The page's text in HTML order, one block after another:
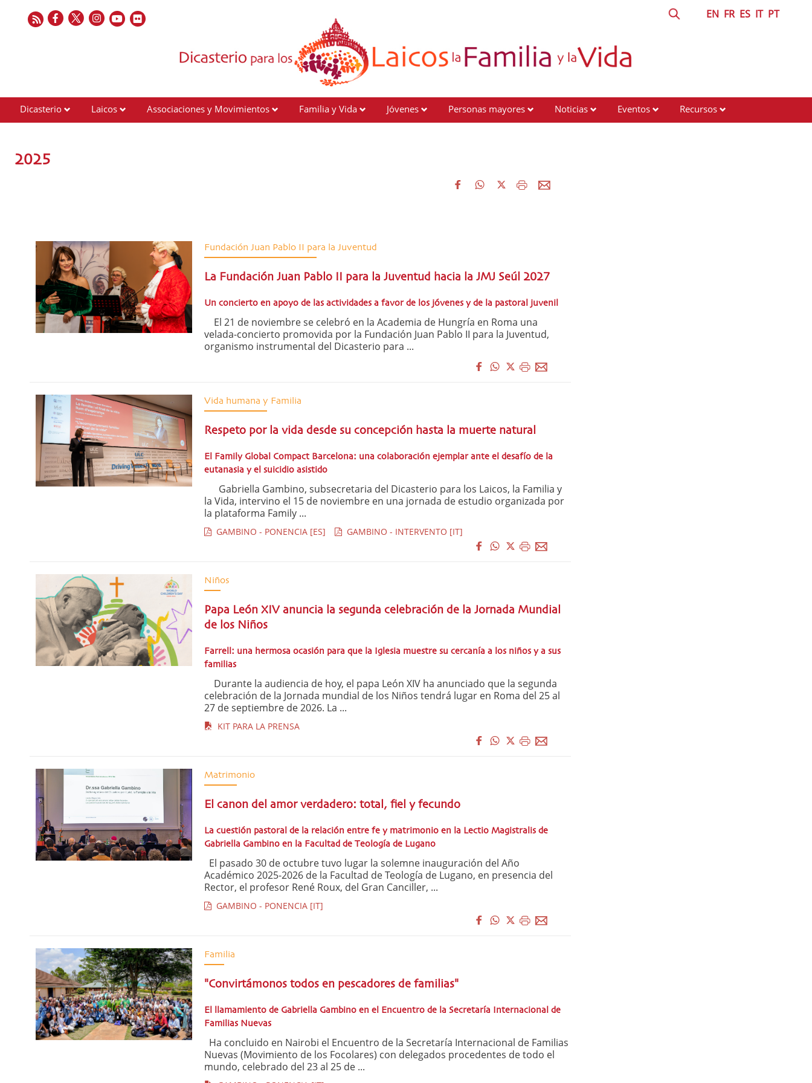
EN FR ES IT PT
Dicasterio Laicos Associaciones y Movimientos Familia y Vida Jóvenes Personas mayores Noticias Eventos
Recursos
2025
Fundación Juan Pablo II para la Juventud
La Fundación Juan Pablo II para la Juventud hacia la JMJ Seúl 2027
Un concierto en apoyo de las actividades a favor de los jóvenes y de la pastoral juvenil
El 21 de noviembre se celebró en la Academia de Hungría en Roma una
velada-concierto promovida por la Fundación Juan Pablo II para la Juventud,
organismo instrumental del Dicasterio para ...
Vida humana y Familia
Respeto por la vida desde su concepción hasta la muerte natural
El Family Global Compact Barcelona: una colaboración ejemplar ante el desafío de la
eutanasia y el suicidio asistido
Gabriella Gambino, subsecretaria del Dicasterio para los Laicos, la Familia y
la Vida, intervino el 15 de noviembre en una jornada de estudio organizada por
la plataforma Family ...
GAMBINO - PONENCIA [ES] GAMBINO - INTERVENTO [IT]
Niños
Papa León XIV anuncia la segunda celebración de la Jornada Mundial
de los Niños
Farrell: una hermosa ocasión para que la Iglesia muestre su cercanía a los niños y a sus
familias
Durante la audiencia de hoy, el papa León XIV ha anunciado que la segunda
celebración de la Jornada mundial de los Niños tendrá lugar en Roma del 25 al
27 de septiembre de 2026. La ...
KIT PARA LA PRENSA
Matrimonio
El canon del amor verdadero: total, fiel y fecundo
La cuestión pastoral de la relación entre fe y matrimonio en la Lectio Magistralis de
Gabriella Gambino en la Facultad de Teología de Lugano
El pasado 30 de octubre tuvo lugar la solemne inauguración del Año
Académico 2025-2026 de la Facultad de Teología de Lugano, en presencia del
Rector, el profesor René Roux, del Gran Canciller, ...
GAMBINO - PONENCIA [IT]
Familia
"Convirtámonos todos en pescadores de familias"
El llamamiento de Gabriella Gambino en el Encuentro de la Secretaría Internacional de
Familias Nuevas
Ha concluido en Nairobi el Encuentro de la Secretaría Internacional de Familias
Nuevas (Movimiento de los Focolares) con delegados procedentes de todo el
mundo, celebrado del 23 al 25 de ...